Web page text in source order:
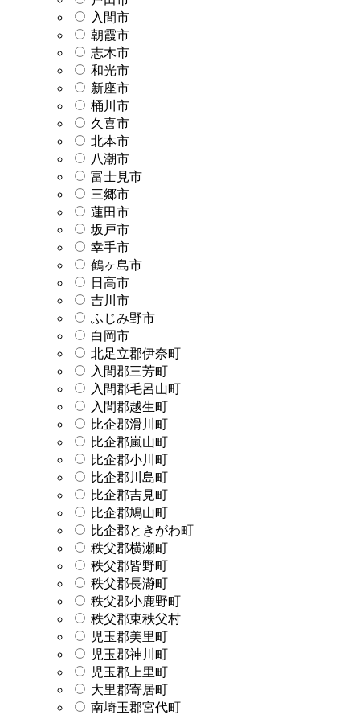
入間市
朝霞市
志木市
和光市
新座市
桶川市
久喜市
北本市
八潮市
富士見市
三郷市
蓮田市
坂戸市
幸手市
鶴ヶ島市
日高市
吉川市
ふじみ野市
白岡市
北足立郡伊奈町
入間郡三芳町
入間郡毛呂山町
入間郡越生町
比企郡滑川町
比企郡嵐山町
比企郡小川町
比企郡川島町
比企郡吉見町
比企郡鳩山町
比企郡ときがわ町
秩父郡横瀬町
秩父郡皆野町
秩父郡長瀞町
秩父郡小鹿野町
秩父郡東秩父村
児玉郡美里町
児玉郡神川町
児玉郡上里町
大里郡寄居町
南埼玉郡宮代町